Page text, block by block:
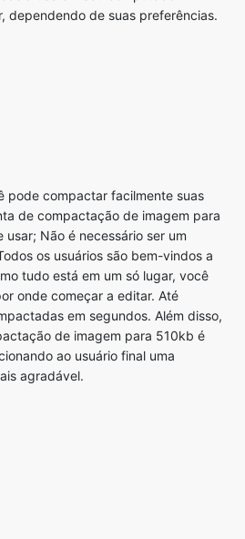
compactar facilmente suas
de compactação de imagem para
Não é necessário ser um
tudo está em um só lugar, você
onde começar a editar. Até
em segundos. Além disso,
de imagem para 510kb é
ao usuário final uma
agradável.
ferramentas gratuitamente,
de compactação de imagem para
seus arquivos de imagem de